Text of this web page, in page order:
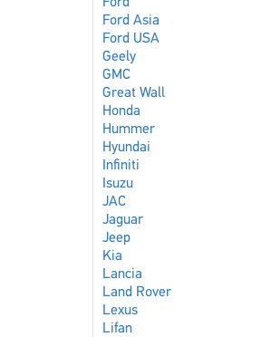
Ford Asia
Ford USA
Geely
GMC
Great Wall
Honda
Hummer
Hyundai
Infiniti
Isuzu
JAC
Jaguar
Jeep
Kia
Lancia
Land Rover
Lexus
Lifan